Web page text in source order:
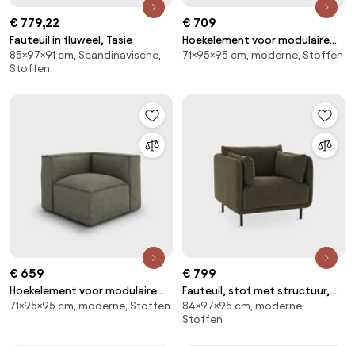
€ 779,22
Fauteuil in fluweel, Tasie
85×97×91 cm, Scandinavische,
Stoffen
€ 709
Hoekelement voor modulaire
bank, in badstof, Seven
71×95×95 cm, moderne, Stoffen
€ 659
Hoekelement voor modulaire
bank, in structuurstof, Seven
71×95×95 cm, moderne, Stoffen
€ 799
Fauteuil, stof met structuur,
Victor
84×97×95 cm, moderne,
Stoffen